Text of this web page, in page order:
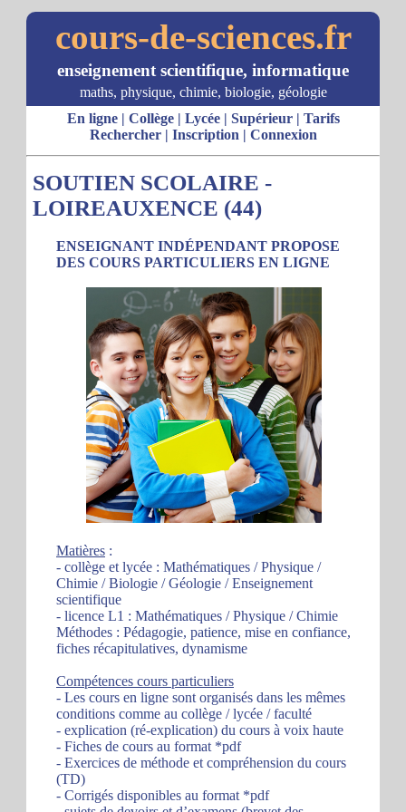
cours-de-sciences.fr
enseignement scientifique, informatique
maths, physique, chimie, biologie, géologie
En ligne| Collège| Lycée| Supérieur| Tarifs
Rechercher| Inscription | Connexion
SOUTIEN SCOLAIRE -
LOIREAUXENCE (44)
ENSEIGNANT INDÉPENDANT PROPOSE
DES COURS PARTICULIERS EN LIGNE
Matières :
- collège et lycée : Mathématiques / Physique /
Chimie / Biologie / Géologie / Enseignement
scientifique
- licence L1 : Mathématiques / Physique / Chimie
Méthodes : Pédagogie, patience, mise en confiance,
fiches récapitulatives, dynamisme
Compétences cours particuliers
- Les cours en ligne sont organisés dans les mêmes
conditions comme au collège / lycée / faculté
- explication (ré-explication) du cours à voix haute
- Fiches de cours au format *pdf
- Exercices de méthode et compréhension du cours
(TD)
- Corrigés disponibles au format *pdf